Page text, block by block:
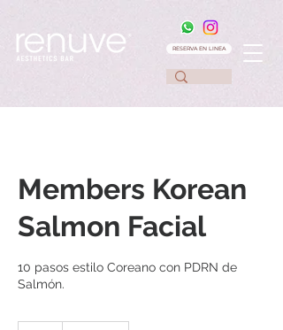
RESERVA EN LINEA
Members Korean
Salmon Facial
10 pasos estilo Coreano con PDRN de
Salmón.